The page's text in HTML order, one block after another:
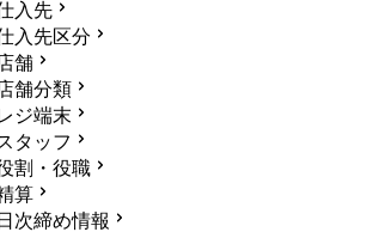
入先
入先区分
舗
舗分類
ジ端末
タッフ
割・役職
算
日次締め情報